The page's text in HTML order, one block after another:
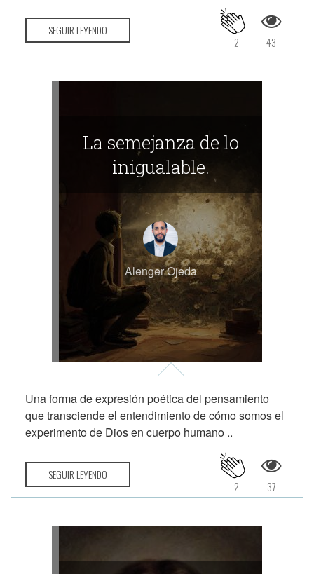
SEGUIR LEYENDO
43
2
La semejanza de lo
inigualable.
Alenger Ojeda
Una forma de expresión poética del pensamiento
que transciende el entendimiento de cómo somos el
experimento de Dios en cuerpo humano ..
SEGUIR LEYENDO
37
2